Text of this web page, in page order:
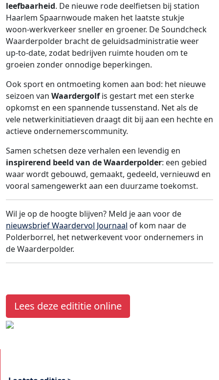
leefbaarheid. De nieuwe rode deelfietsen bij station
Haarlem Spaarnwoude maken het laatste stukje
woon‑werkverkeer sneller en groener. De Soundcheck
Waarderpolder bracht de geluidsadministratie weer
up‑to‑date, zodat bedrijven ruimte houden om te
groeien zonder onnodige beperkingen.
Ook sport en ontmoeting komen aan bod: het nieuwe
seizoen van Waardergolfis gestart met een sterke
opkomst en een spannende tussenstand. Net als de
vele netwerkinitiatieven draagt dit bij aan een hechte en
actieve ondernemerscommunity.
Samen schetsen deze verhalen een levendig en
inspirerend beeld van de Waarderpolder: een gebied
waar wordt gebouwd, gemaakt, gedeeld, vernieuwd en
vooral samengewerkt aan een duurzame toekomst.
Wil je op de hoogte blijven? Meld je aan voor de
nieuwsbrief Waardervol Journaal of kom naar de
Polderborrel, het netwerkevent voor ondernemers in
de Waarderpolder.
Lees deze edititie online